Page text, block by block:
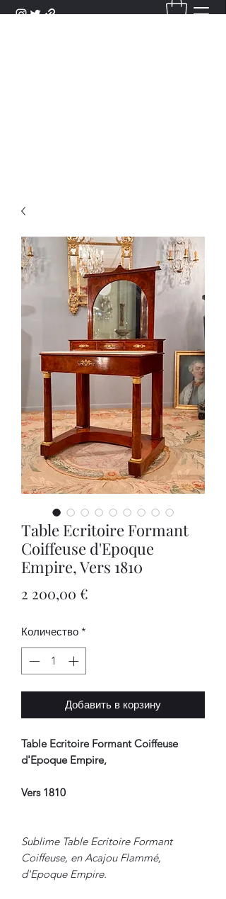
Table Ecritoire Formant
Coiffeuse d'Epoque
Empire, Vers 1810
2 200,00 €
Количество *
Добавить в корзину
Table Ecritoire Formant Coiffeuse
d'Epoque Empire,
Vers 1810
Sublime Table Ecritoire Formant
Coiffeuse, en Acajou Flammé,
d'Epoque Empire.